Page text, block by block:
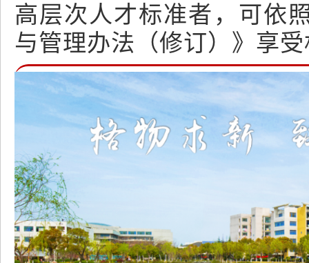
高层次人才标准者，可依
与管理办法（修订）》享